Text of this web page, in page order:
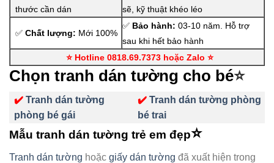
thước cần dán
sẽ, kỹ thuật khéo léo
✅ Chất lượng: Mới 100%
✅ Bảo hành: 03-10 năm. Hỗ trợ
sau khi hết bảo hành
⭐ Hotline 0818.69.7373 hoặc Zalo ⭐
Chọn tranh dán tường cho bé⭐
✔️ Tranh dán tường
phòng bé gái
✔️ Tranh dán tường phòng
bé trai
Mẫu tranh dán tường trẻ em đẹp⭐
Tranh dán tường hoặc giấy dán tường đã xuất hiện trong